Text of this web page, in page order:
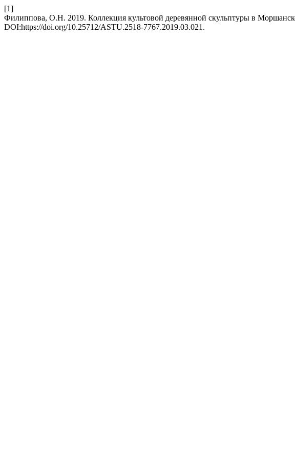
[1]
Филиппова, О.Н. 2019. Коллекция культовой деревянной скульптуры в
DOI:https://doi.org/10.25712/ASTU.2518-7767.2019.03.021.